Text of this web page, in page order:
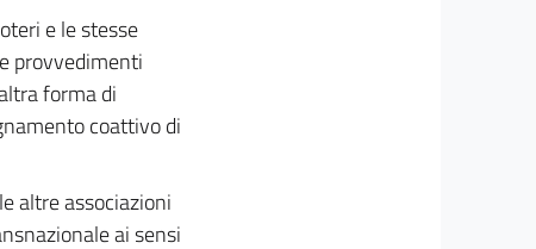
e le stesse
provvedimenti
forma di
coattivo di
altre associazioni
ai sensi